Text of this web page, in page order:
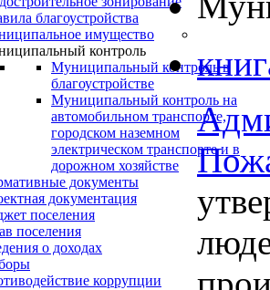
благоустройства
имущество
контроль
Муниципальный контроль в
благоустройстве
Муниципальный контроль на
автомобильном транспорте,
городском наземном
электрическом транспорте и в
дорожном хозяйстве
документы
документация
поселения
поселения
о доходах
коррупции